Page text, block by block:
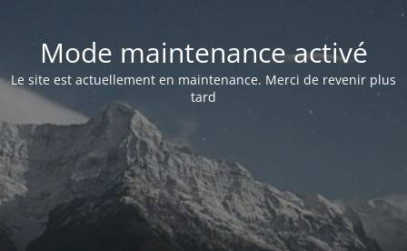
Mode maintenance activé
Le site est actuellement en maintenance. Merci de revenir plus
tard